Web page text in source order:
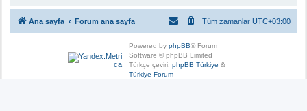
Ana sayfa Forum ana sayfa Tüm zamanlar UTC+03:00
Powered by phpBB® Forum
Software © phpBB Limited
Türkçe çeviri: phpBB Türkiye &
Türkiye Forum